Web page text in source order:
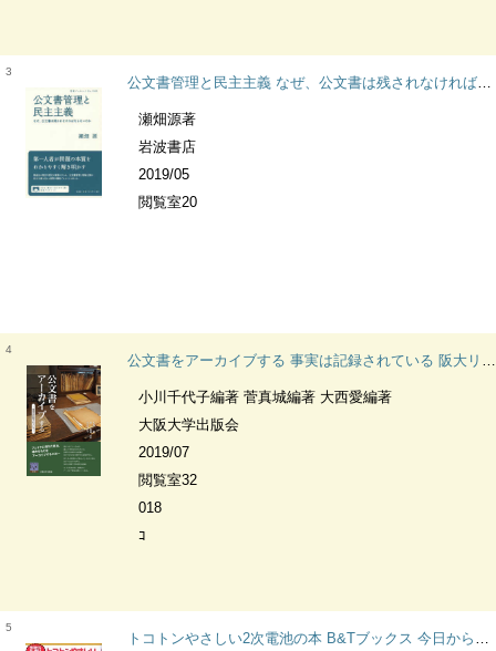
3
公文書管理と民主主義 なぜ、公文書は残されなければならないのか 岩波ブックレット
瀬畑源著
岩波書店
2019/05
閲覧室20
4
公文書をアーカイブする 事実は記録されている 阪大リーブル
小川千代子編著 菅真城編著 大西愛編著
大阪大学出版会
2019/07
閲覧室32
018
ｺ
5
トコトンやさしい2次電池の本 B&Tブックス 今日からモノ知りシリーズ